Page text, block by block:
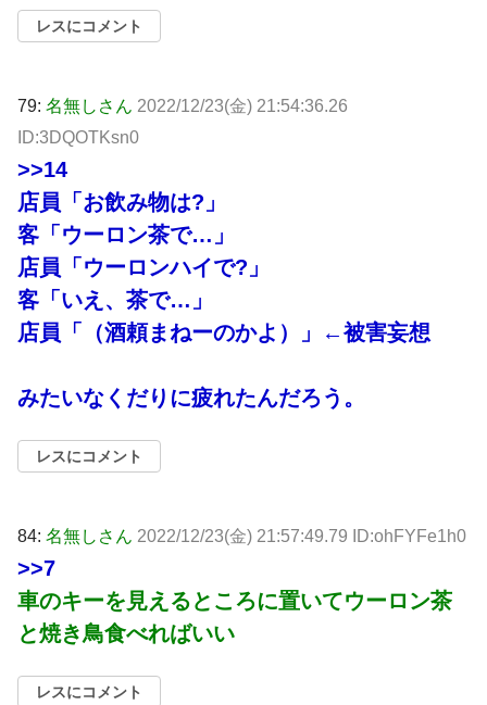
レスにコメント
79: 名無しさん 2022/12/23(金) 21:54:36.26
ID:3DQOTKsn0
>>14
店員「お飲み物は?」
客「ウーロン茶で…」
店員「ウーロンハイで?」
客「いえ、茶で…」
店員「（酒頼まねーのかよ）」←被害妄想
みたいなくだりに疲れたんだろう。
レスにコメント
84: 名無しさん 2022/12/23(金) 21:57:49.79 ID:ohFYFe1h0
>>7
車のキーを見えるところに置いてウーロン茶
と焼き鳥食べればいい
レスにコメント